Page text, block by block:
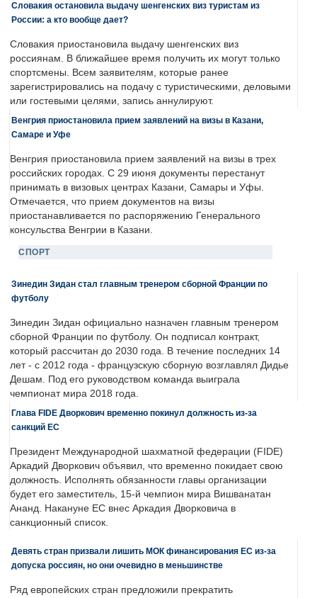
Словакия остановила выдачу шенгенских виз туристам из
России: а кто вообще дает?
Словакия приостановила выдачу шенгенских виз
россиянам. В ближайшее время получить их могут только
спортсмены. Всем заявителям, которые ранее
зарегистрировались на подачу с туристическими, деловыми
или гостевыми целями, запись аннулируют.
Венгрия приостановила прием заявлений на визы в Казани,
Самаре и Уфе
Венгрия приостановила прием заявлений на визы в трех
российских городах. С 29 июня документы перестанут
принимать в визовых центрах Казани, Самары и Уфы.
Отмечается, что прием документов на визы
приостанавливается по распоряжению Генерального
консульства Венгрии в Казани.
СПОРТ
Зинедин Зидан стал главным тренером сборной Франции по
футболу
Зинедин Зидан официально назначен главным тренером
сборной Франции по футболу. Он подписал контракт,
который рассчитан до 2030 года. В течение последних 14
лет - с 2012 года - французскую сборную возглавлял Дидье
Дешам. Под его руководством команда выиграла
чемпионат мира 2018 года.
Глава FIDE Дворкович временно покинул должность из-за
санкций ЕС
Президент Международной шахматной федерации (FIDE)
Аркадий Дворкович объявил, что временно покидает свою
должность. Исполнять обязанности главы организации
будет его заместитель, 15-й чемпион мира Вишванатан
Ананд. Накануне ЕС внес Аркадия Дворковича в
санкционный список.
Девять стран призвали лишить МОК финансирования ЕС из-за
допуска россиян, но они очевидно в меньшинстве
Ряд европейских стран предложили прекратить